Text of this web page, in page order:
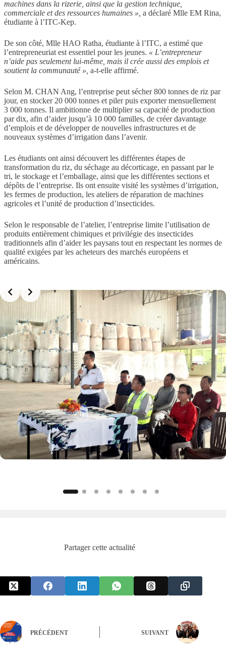
machines dans la rizerie, ainsi que la gestion technique,
commerciale et des ressources humaines », a déclaré Mlle EM Rina,
étudiante à l’ITC-Kep.
De son côté, Mlle HAO Ratha, étudiante à l’ITC, a estimé que
l’entrepreneuriat est essentiel pour les jeunes. « L’entrepreneur
n’aide pas seulement lui-même, mais il crée aussi des emplois et
soutient la communauté », a-t-elle affirmé.
Selon M. CHAN Ang, l’entreprise peut sécher 800 tonnes de riz par
jour, en stocker 20 000 tonnes et piler puis exporter mensuellement
3 000 tonnes. Il ambitionne de multiplier sa capacité de production
par dix, afin d’aider jusqu’à 10 000 familles, de créer davantage
d’emplois et de développer de nouvelles infrastructures et de
nouveaux systèmes d’irrigation dans l’avenir.
Les étudiants ont ainsi découvert les différentes étapes de
transformation du riz, du séchage au décorticage, en passant par le
tri, le stockage et l’emballage, ainsi que les différentes sections et
dépôts de l’entreprise. Ils ont ensuite visité les systèmes d’irrigation,
les fermes de production, les ateliers de réparation de machines
agricoles et l’unité de production d’insecticides.
Selon le responsable de l’atelier, l’entreprise limite l’utilisation de
produits entièrement chimiques et privilégie des insecticides
traditionnels afin d’aider les paysans tout en respectant les normes de
qualité exigées par les acheteurs des marchés européens et
américains.
Partager cette actualité
PRÉCÉDENT SUIVANT